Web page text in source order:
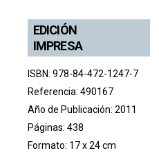
EDICIÓN
IMPRESA
ISBN: 978-84-472-1247-7
Referencia: 490167
Año de Publicación: 2011
Páginas: 438
Formato: 17 x 24 cm